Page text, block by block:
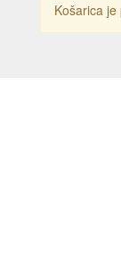
Košarica